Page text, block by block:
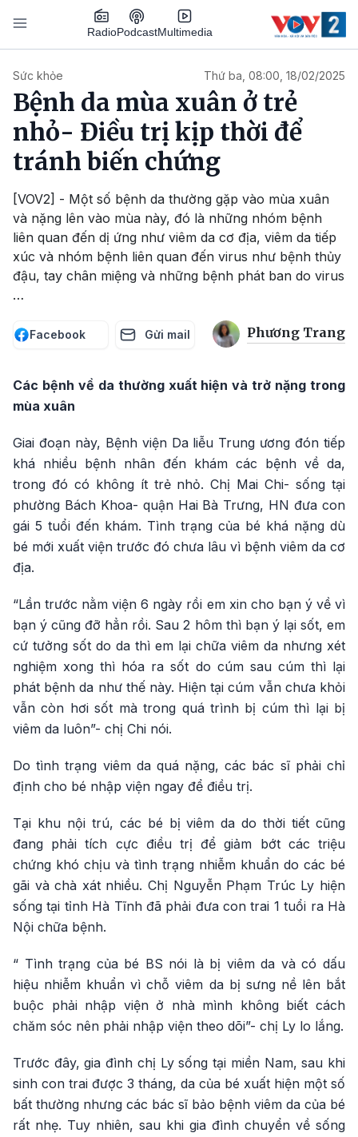
Nhảy đến nội dung
RadioPodcastMultimedia
Sức khỏe Thứ ba, 08:00, 18/02/2025
Bệnh da mùa xuân ở trẻ
nhỏ- Điều trị kịp thời để
tránh biến chứng
[VOV2] - Một số bệnh da thường gặp vào mùa xuân
và nặng lên vào mùa này, đó là những nhóm bệnh
liên quan đến dị ứng như viêm da cơ địa, viêm da tiếp
xúc và nhóm bệnh liên quan đến virus như bệnh thủy
đậu, tay chân miệng và những bệnh phát ban do virus
…
Facebook Gửi mail Phương Trang
Các bệnh về da thường xuất hiện và trở nặng trong
mùa xuân
Giai đoạn này, Bệnh viện Da liễu Trung ương đón tiếp
khá nhiều bệnh nhân đến khám các bệnh về da,
trong đó có không ít trẻ nhỏ. Chị Mai Chi- sống tại
phường Bách Khoa- quận Hai Bà Trưng, HN đưa con
gái 5 tuổi đến khám. Tình trạng của bé khá nặng dù
bé mới xuất viện trước đó chưa lâu vì bệnh viêm da cơ
địa.
“Lần trước nằm viện 6 ngày rồi em xin cho bạn ý về vì
bạn ý cũng đỡ hẳn rồi. Sau 2 hôm thì bạn ý lại sốt, em
cứ tưởng sốt do da thì em lại chữa viêm da nhưng xét
nghiệm xong thì hóa ra sốt do cúm sau cúm thì lại
phát bệnh da như thế này. Hiện tại cúm vẫn chưa khỏi
vẫn còn hơi sốt mà trong quá trình bị cúm thì lại bị
viêm da luôn”- chị Chi nói.
Do tình trạng viêm da quá nặng, các bác sĩ phải chỉ
định cho bé nhập viện ngay để điều trị.
Tại khu nội trú, các bé bị viêm da do thời tiết cũng
đang phải tích cực điều trị để giảm bớt các triệu
chứng khó chịu và tình trạng nhiễm khuẩn do các bé
gãi và chà xát nhiều. Chị Nguyễn Phạm Trúc Ly hiện
sống tại tỉnh Hà Tĩnh đã phải đưa con trai 1 tuổi ra Hà
Nội chữa bệnh.
“ Tình trạng của bé BS nói là bị viêm da và có dấu
hiệu nhiễm khuẩn vì chỗ viêm da bị sưng nề lên bắt
buộc phải nhập viện ở nhà mình không biết cách
chăm sóc nên phải nhập viện theo dõi”- chị Ly lo lắng.
Trước đây, gia đình chị Ly sống tại miền Nam, sau khi
sinh con trai được 3 tháng, da của bé xuất hiện một số
bất thường nhưng các bác sĩ bảo bệnh viêm da của bé
rất nhẹ. Tuy nhiên, sau khi gia đình chuyển về sống